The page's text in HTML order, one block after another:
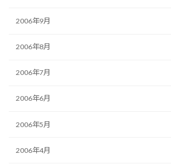
2006年9月
2006年8月
2006年7月
2006年6月
2006年5月
2006年4月